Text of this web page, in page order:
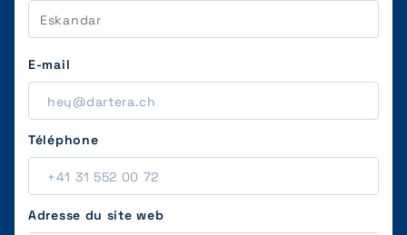
E-mail
Téléphone
Adresse du site web